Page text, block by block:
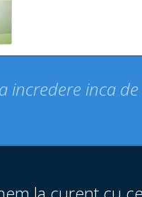
incredere inca